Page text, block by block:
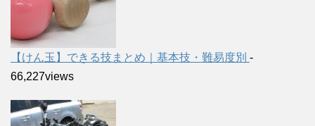
【けん玉】できる技まとめ｜基本技・難易度別 -
66,227views